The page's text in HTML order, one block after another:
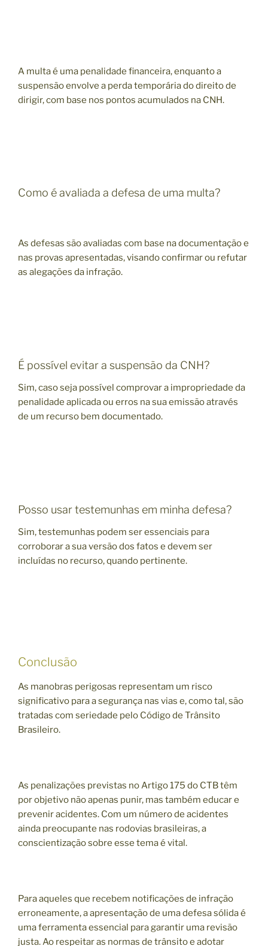
A multa é uma penalidade financeira, enquanto a
suspensão envolve a perda temporária do direito de
dirigir, com base nos pontos acumulados na CNH.
Como é avaliada a defesa de uma multa?
As defesas são avaliadas com base na documentação e
nas provas apresentadas, visando confirmar ou refutar
as alegações da infração.
É possível evitar a suspensão da CNH?
Sim, caso seja possível comprovar a impropriedade da
penalidade aplicada ou erros na sua emissão através
de um recurso bem documentado.
Posso usar testemunhas em minha defesa?
Sim, testemunhas podem ser essenciais para
corroborar a sua versão dos fatos e devem ser
incluídas no recurso, quando pertinente.
Conclusão
As manobras perigosas representam um risco
significativo para a segurança nas vias e, como tal, são
tratadas com seriedade pelo Código de Trânsito
Brasileiro.
As penalizações previstas no Artigo 175 do CTB têm
por objetivo não apenas punir, mas também educar e
prevenir acidentes. Com um número de acidentes
ainda preocupante nas rodovias brasileiras, a
conscientização sobre esse tema é vital.
Para aqueles que recebem notificações de infração
erroneamente, a apresentação de uma defesa sólida é
uma ferramenta essencial para garantir uma revisão
justa. Ao respeitar as normas de trânsito e adotar